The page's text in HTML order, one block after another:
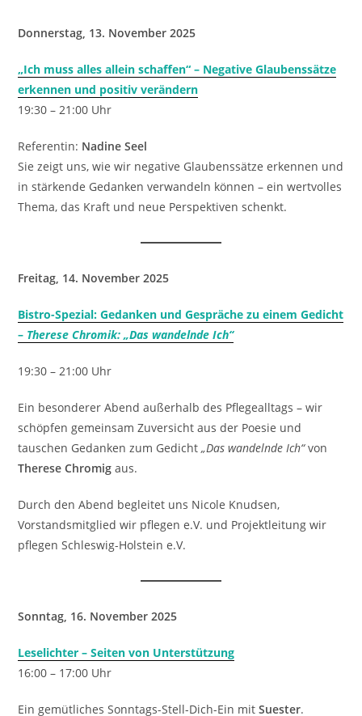
Donnerstag, 13. November 2025
„Ich muss alles allein schaffen“ – Negative Glaubenssätze
erkennen und positiv verändern
19:30 – 21:00 Uhr
Referentin: Nadine Seel
Sie zeigt uns, wie wir negative Glaubenssätze erkennen und
in stärkende Gedanken verwandeln können – ein wertvolles
Thema, das Kraft und neue Perspektiven schenkt.
Freitag, 14. November 2025
Bistro-Spezial: Gedanken und Gespräche zu einem Gedicht
– Therese Chromik: „Das wandelnde Ich“
19:30 – 21:00 Uhr
Ein besonderer Abend außerhalb des Pflegealltags – wir
schöpfen gemeinsam Zuversicht aus der Poesie und
tauschen Gedanken zum Gedicht„Das wandelnde Ich“von
Therese Chromig aus.
Durch den Abend begleitet uns Nicole Knudsen,
Vorstandsmitglied wir pflegen e.V. und Projektleitung wir
pflegen Schleswig-Holstein e.V.
Sonntag, 16. November 2025
Leselichter – Seiten von Unterstützung
16:00 – 17:00 Uhr
Ein gemütliches Sonntags-Stell-Dich-Ein mitSuester.